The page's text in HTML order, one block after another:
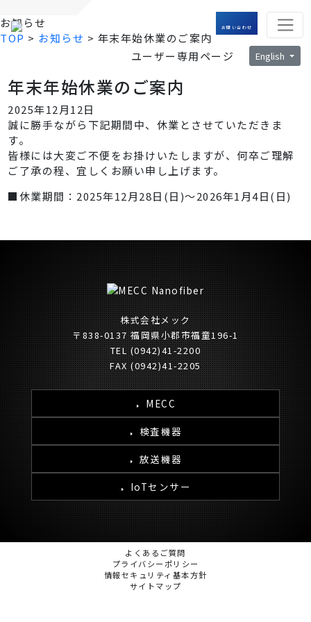
お問い合わせ
ユーザー専用ページ English
お知らせ
TOP > お知らせ > 年末年始休業のご案内
年末年始休業のご案内
2025年12月12日
誠に勝手ながら下記期間中、休業とさせていただきま
す。
皆様には大変ご不便をお掛けいたしますが、何卒ご理解
ご了承の程、宜しくお願い申し上げます。
■休業期間：2025年12月28日(日)～2026年1月4日(日)
株式会社メック
〒838-0137 福岡県小郡市福童196-1
TEL (0942)41-2200
FAX (0942)41-2205
MECC
検査機器
放送機器
IoTセンサー
よくあるご質問
プライバシーポリシー
情報セキュリティ基本方針
サイトマップ